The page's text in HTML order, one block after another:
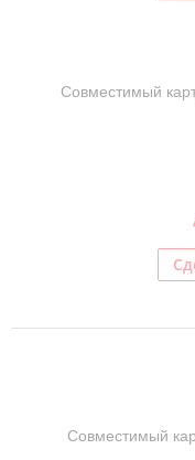
Совместимый
Совместимый